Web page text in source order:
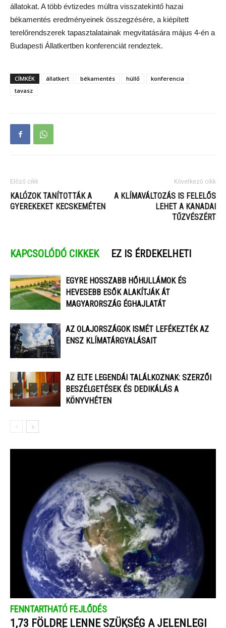
állatokat. A több évtizedes múltra visszatekintő hazai
békamentés eredményeinek összegzésére, a kiépített
terelőrendszerek tapasztalatainak megvitatására május 4-én a
Budapesti Állatkertben konferenciát rendeztek.
CÍMKÉK állatkert békamentés hüllő
konferencia
tavasz
Előző cikk
KALÓZOK TANÍTOTTÁK A
GYEREKEKET KECSKEMÉTEN
Következő cikk
A KLÍMAVÁLTOZÁS IS FELELŐS
LEHET A KANADAI
TŰZVÉSZÉRT
KAPCSOLÓDÓ CIKKEK EZ IS ÉRDEKELHETI
EGYRE HOSSZABB HŐHULLÁMOK ÉS
HEVESEBB ESŐK ALAKÍTJÁK ÁT
MAGYARORSZÁG ÉGHAJLATÁT
AZ OLAJORSZÁGOK ISMÉT LEFÉKEZTÉK AZ
ENSZ KLÍMATÁRGYALÁSAIT
AZ ELTE LEGENDÁI TALÁLKOZNAK: SZERZŐI
BESZÉLGETÉSEK ÉS DEDIKÁLÁS A
KÖNYVHÉTEN
FENNTARTHATÓ FEJLŐDÉS
1,73 FÖLDRE LENNE SZÜKSÉG A JELENLEGI